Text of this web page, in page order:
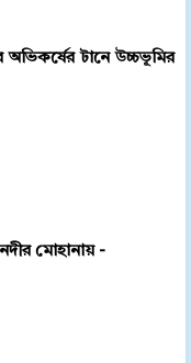
অভিকর্ষের টানে উচ্চভূমির
মোহানায় -